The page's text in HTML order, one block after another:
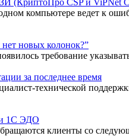
компьютере ведет к
новых колонок?”
требование
за последнее время
технической
1С ЭДО
клиенты со